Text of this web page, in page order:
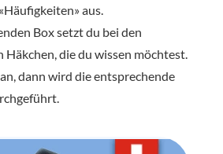
aus.
Box setzt du bei den
die du wissen möchtest.
dann wird die entsprechende